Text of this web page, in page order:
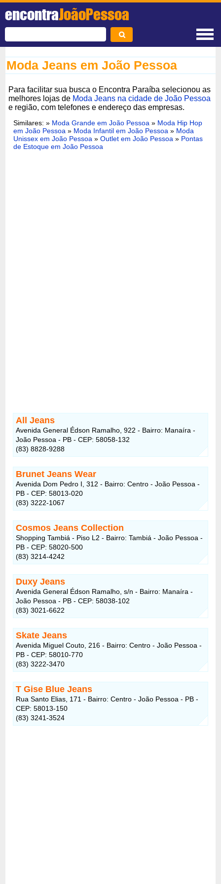
encontraJoãoPessoa
Moda Jeans em João Pessoa
Para facilitar sua busca o Encontra Paraíba selecionou as
melhores lojas de Moda Jeans na cidade de João Pessoa
e região, com telefones e endereço das empresas.
Similares: » Moda Grande em João Pessoa » Moda Hip Hop
em João Pessoa » Moda Infantil em João Pessoa » Moda
Unissex em João Pessoa »Outlet em João Pessoa » Pontas
de Estoque em João Pessoa
All Jeans
Avenida General Édson Ramalho, 922 - Bairro: Manaíra -
João Pessoa - PB - CEP: 58058-132
(83) 8828-9288
Brunet Jeans Wear
Avenida Dom Pedro I, 312 - Bairro: Centro - João Pessoa -
PB - CEP: 58013-020
(83) 3222-1067
Cosmos Jeans Collection
Shopping Tambiá - Piso L2 - Bairro: Tambiá - João Pessoa -
PB - CEP: 58020-500
(83) 3214-4242
Duxy Jeans
Avenida General Édson Ramalho, s/n - Bairro: Manaíra -
João Pessoa - PB - CEP: 58038-102
(83) 3021-6622
Skate Jeans
Avenida Miguel Couto, 216 - Bairro: Centro - João Pessoa -
PB - CEP: 58010-770
(83) 3222-3470
T Gise Blue Jeans
Rua Santo Elias, 171 - Bairro: Centro - João Pessoa - PB -
CEP: 58013-150
(83) 3241-3524